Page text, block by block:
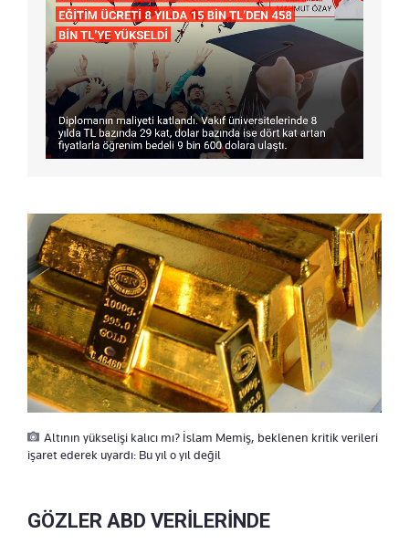
Altının yükselişi kalıcı mı? İslam Memiş, beklenen kritik verileri
işaret ederek uyardı: Bu yıl o yıl değil
GÖZLER ABD VERİLERİNDE